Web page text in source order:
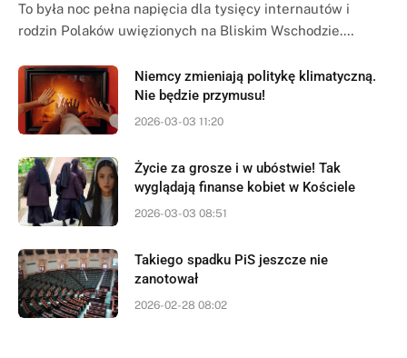
To była noc pełna napięcia dla tysięcy internautów i
rodzin Polaków uwięzionych na Bliskim Wschodzie.…
Niemcy zmieniają politykę klimatyczną.
Nie będzie przymusu!
2026-03-03 11:20
Życie za grosze i w ubóstwie! Tak
wyglądają finanse kobiet w Kościele
2026-03-03 08:51
Takiego spadku PiS jeszcze nie
zanotował
2026-02-28 08:02